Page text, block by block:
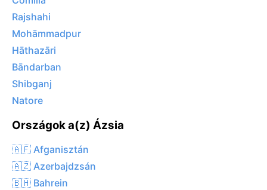
Rajshahi
Mohāmmadpur
Hāthazāri
Bāndarban
Shibganj
Natore
Országok a(z) Ázsia
🇦🇫 Afganisztán
🇦🇿 Azerbajdzsán
🇧🇭 Bahrein